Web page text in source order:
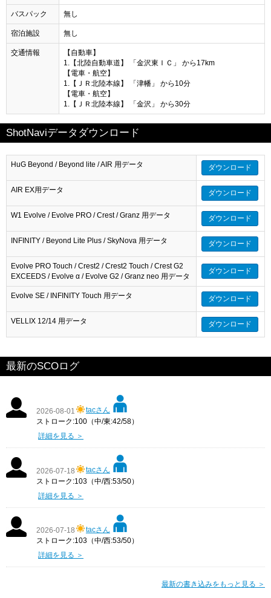
バスパック 無し
宿泊施設 無し
交通情報
【自動車】
1.【北陸自動車道】 「金沢東ＩＣ」 から17km
【電車・航空】
1.【ＪＲ北陸本線】 「津幡」 から10分
【電車・航空】
1.【ＪＲ北陸本線】 「金沢」 から30分
ShotNaviデータダウンロード
HuG Beyond / Beyond lite / AIR 用データ ダウンロード
AIR EX用データ ダウンロード
W1 Evolve / Evolve PRO / Crest / Granz 用データ ダウンロード
INFINITY / Beyond Lite Plus / SkyNova 用データ ダウンロード
Evolve PRO Touch / Crest2 / Crest2 Touch / Crest G2
EXCEEDS / Evolve α / Evolve G2 / Granz neo 用データ
ダウンロード
Evolve SE / INFINITY Touch 用データ ダウンロード
VELLIX 12/14 用データ ダウンロード
最新のSCOログ
2026-08-01
tacさん
ストローク:100（中/東:42/58）
詳細を見る ＞
2026-07-18
tacさん
ストローク:103（中/西:53/50）
詳細を見る ＞
2026-07-18
tacさん
ストローク:103（中/西:53/50）
詳細を見る ＞
最新の書き込みをもっと見る ＞